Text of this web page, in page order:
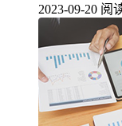
2023-09-20 阅